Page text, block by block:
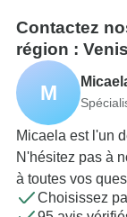
Contactez
région :
M
Micaela est l'un
N'hésitez pas à
à toutes vos
Choisissez